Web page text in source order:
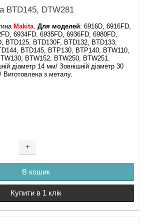
BTD145, DTW281
Makita.Для моделей: 6916D, 6916FD,
6934FD, 6935FD, 6936FD, 6980FD,
BTD125, BTD130F, BTD132, BTD133,
BTD145, BTP130, BTP140, BTW110,
BTW152, BTW250, BTW251.
діаметр 14 мм/ Зовнішній діаметр 30
з металу.
+
В кошик
Купити в 1 клік